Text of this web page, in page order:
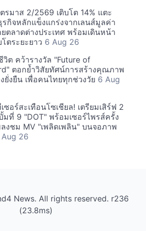
ตรมาส 2/2569 เติบโต 14% แตะ
กิจหลักแข็งแกร่งจากเลนส์มูลค่า
ตลาดต่างประเทศ พร้อมเดินหน้า
ตระยะยาว 6 Aug 26
วิต คว้ารางวัล "Future of
ตอกย้ำวิสัยทัศน์การสร้างคุณภาพ
ยั่งยืน เพื่อคนไทยทุกช่วงวัย 6 Aug
ซอร์สะเทือนโซเชียล! เตรียมเสิร์ฟ 2
มที่ 9 "DOT" พร้อมเซอร์ไพรส์ครั้ง
งชม MV "เพลิดเพลิน" บนจอภาพ
26
News. All rights reserved. r236
(23.8ms)